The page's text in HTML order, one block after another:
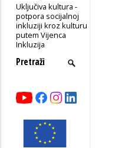
Uključiva kultura -
potpora socijalnoj
inkluziji kroz kulturu
putem Vijenca
Inkluzija